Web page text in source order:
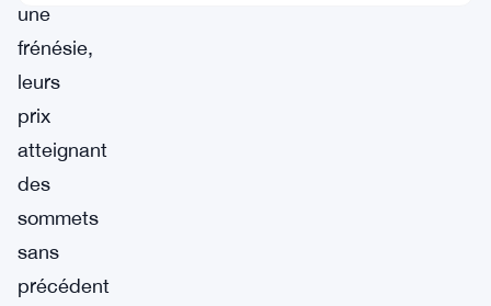
une
frénésie,
leurs
prix
atteignant
des
sommets
sans
précédent